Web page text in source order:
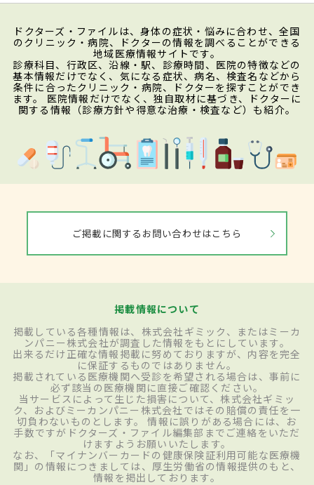
ドクターズ・ファイルは、身体の症状・悩みに合わせ、全国
のクリニック・病院、ドクターの情報を調べることができる
地域医療情報サイトです。
診療科目、行政区、沿線・駅、診療時間、医院の特徴などの
基本情報だけでなく、気になる症状、病名、検査名などから
条件に合ったクリニック・病院、ドクターを探すことができ
ます。 医院情報だけでなく、独自取材に基づき、ドクターに
関する情報（診療方針や得意な治療・検査など）も紹介。
ご掲載に関するお問い合わせはこちら
掲載情報について
掲載している各種情報は、株式会社ギミック、またはミーカ
ンパニー株式会社が調査した情報をもとにしています。
出来るだけ正確な情報掲載に努めておりますが、内容を完全
に保証するものではありません。
掲載されている医療機関へ受診を希望される場合は、事前に
必ず該当の医療機関に直接ご確認ください。
当サービスによって生じた損害について、株式会社ギミッ
ク、およびミーカンパニー株式会社ではその賠償の責任を一
切負わないものとします。 情報に誤りがある場合には、お
手数ですがドクターズ・ファイル編集部までご連絡をいただ
けますようお願いいたします。
なお、「マイナンバーカードの健康保険証利用可能な医療機
関」の情報につきましては、厚生労働省の情報提供のもと、
情報を掲出しております。